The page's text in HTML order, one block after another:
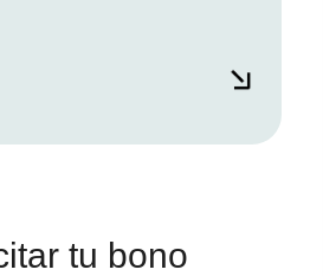
tu bono